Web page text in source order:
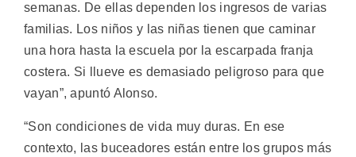
semanas. De ellas dependen los ingresos de varias
familias. Los niños y las niñas tienen que caminar
una hora hasta la escuela por la escarpada franja
costera. Si llueve es demasiado peligroso para que
vayan”, apuntó Alonso.
“Son condiciones de vida muy duras. En ese
contexto, las buceadores están entre los grupos más